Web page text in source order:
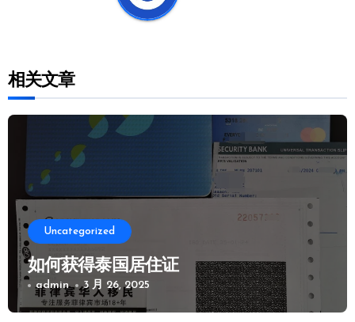
相关文章
Uncategorized
如何获得泰国居住证
admin 3 月 26, 2025